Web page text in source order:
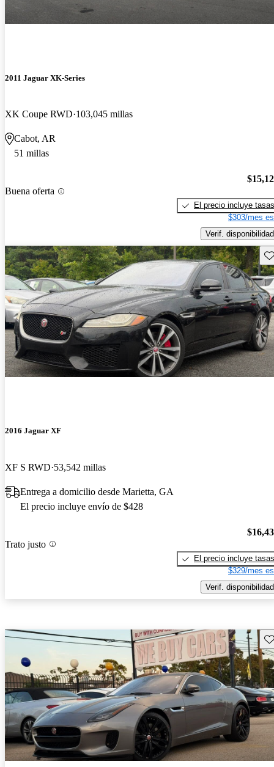
2011 Jaguar XK-Series
XK Coupe RWD 103,045 millas
Cabot, AR
51 millas
Buena oferta
El precio incluye tasas
$303/mes
Verif. disponibilidad
2016 Jaguar XF
XF S RWD 53,542 millas
Entrega a domicilio desde Marietta, GA
El precio incluye envío de $428
Trato justo
El precio incluye tasas
$329/mes
Verif. disponibilidad